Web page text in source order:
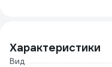
Характеристики
Вид